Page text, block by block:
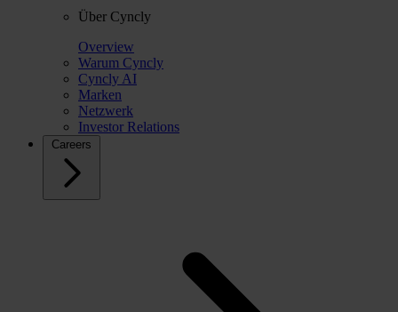
Über Cyncly
Overview
Warum Cyncly
Cyncly AI
Marken
Netzwerk
Investor Relations
Careers